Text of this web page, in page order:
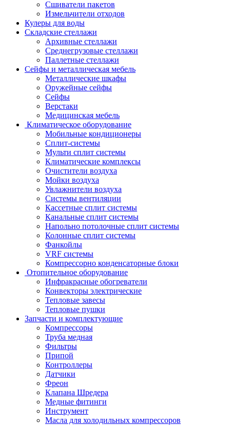
Сшиватели пакетов
Измельчители отходов
Кулеры для воды
Складские стеллажи
Архивные стеллажи
Среднегрузовые стеллажи
Паллетные стеллажи
Сейфы и металлическая мебель
Металлические шкафы
Оружейные сейфы
Сейфы
Верстаки
Медицинская мебель
Климатическое оборудование
Мобильные кондиционеры
Сплит-системы
Мульти сплит системы
Климатические комплексы
Очистители воздуха
Мойки воздуха
Увлажнители воздуха
Системы вентиляции
Кассетные сплит системы
Канальные сплит системы
Напольно потолочные сплит системы
Колонные сплит системы
Фанкойлы
VRF системы
Компрессорно конденсаторные блоки
Отопительное оборудование
Инфракрасные обогреватели
Конвекторы электрические
Тепловые завесы
Тепловые пушки
Запчасти и комплектующие
Компрессоры
Труба медная
Фильтры
Припой
Контроллеры
Датчики
Фреон
Клапана Шредера
Медные фитинги
Инструмент
Масла для холодильных компрессоров